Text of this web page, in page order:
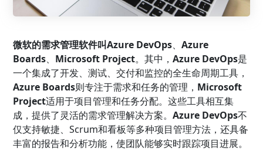
微软的需求管理软件叫Azure DevOps、Azure
Boards、 Microsoft Project。其中，Azure DevOps是
一个集成了开发、测试、交付和监控的全生命周期工具，
Azure Boards则专注于需求和任务的管理， Microsoft
Project适用于项目管理和任务分配。这些工具相互集
成，提供了灵活的需求管理解决方案。Azure DevOps不
仅支持敏捷、Scrum和看板等多种项目管理方法，还具备
丰富的报告和分析功能，使团队能够实时跟踪项目进展。